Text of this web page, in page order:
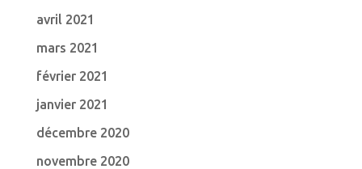
avril 2021
mars 2021
février 2021
janvier 2021
décembre 2020
novembre 2020